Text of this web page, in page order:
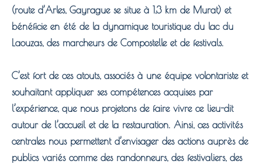
(route d’Arles, Gayrague se situe à 1,3 km de Murat) et
bénéficie en été de la dynamique touristique du lac du
Laouzas, des marcheurs de Compostelle et de festivals.
C’est fort de ces atouts, associés à une équipe volontariste et
souhaitant appliquer ses compétences acquises par
l’expérience, que nous projetons de faire vivre ce lieu-dit
autour de l’accueil et de la restauration. Ainsi, ces activités
centrales nous permettent d’envisager des actions auprès de
publics variés comme des randonneurs, des festivaliers, des